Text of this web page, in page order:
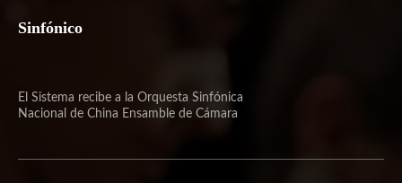
Sinfónico
El Sistema recibe a la Orquesta Sinfónica
Nacional de China Ensamble de Cámara